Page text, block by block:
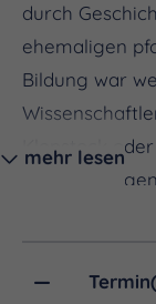
durch
ehemaligen
Bildung war
Klopstock
die
mehr lesen